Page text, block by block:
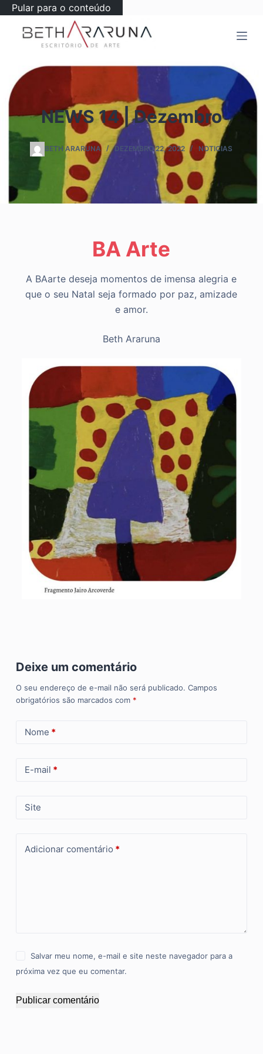
Pular para o conteúdo
NEWS 14 | Dezembro
BETH ARARUNA DEZEMBRO 22, 2022 NOTICIAS
BA Arte
A BAarte deseja momentos de imensa alegria e
que o seu Natal seja formado por paz, amizade
e amor.
Beth Araruna
Deixe um comentário
O seu endereço de e-mail não será publicado. Campos
obrigatórios são marcados com *
Nome *
E-mail *
Site
Adicionar comentário *
Salvar meu nome, e-mail e site neste navegador para a
próxima vez que eu comentar.
Publicar comentário